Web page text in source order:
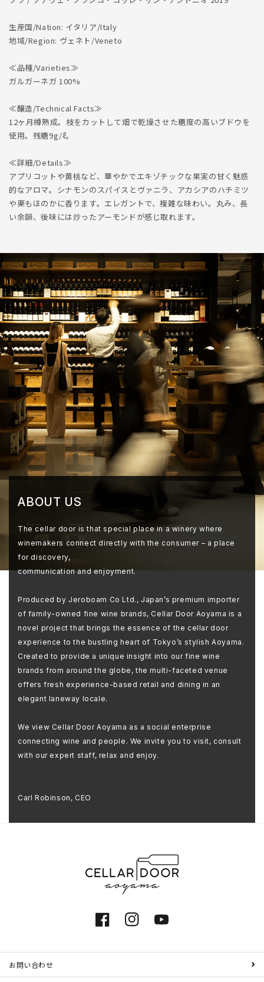
す
す
生産国/Nation: イタリア/Italy
地域/Region: ヴェネト/Veneto
≪品種/Varieties≫
ガルガーネガ 100%
≪醸造/Technical Facts≫
12ヶ月樽熟成。枝をカットして畑で乾燥させた糖度の高いブドウを
使用。残糖9g/ℓ。
≪詳細/Details≫
アプリコットや黄桃など、華やかでエキゾチックな果実の甘く魅惑
的なアロマ。シナモンのスパイスとヴァニラ、アカシアのハチミツ
や栗もほのかに香ります。エレガントで、複雑な味わい。丸み、長
い余韻、後味には炒ったアーモンドが感じ取れます。
ABOUT US
The cellar door is that special place in a winery where
winemakers connect directly with the consumer – a place
for discovery,
communication and enjoyment.
Produced by Jeroboam Co Ltd., Japan’s premium importer
of family-owned fine wine brands, Cellar Door Aoyama is a
novel project that brings the essence of the cellar door
experience to the bustling heart of Tokyo’s stylish Aoyama.
Created to provide a unique insight into our fine wine
brands from around the globe, the multi-faceted venue
offers fresh experience-based retail and dining in an
elegant laneway locale.
We view Cellar Door Aoyama as a social enterprise
connecting wine and people. We invite you to visit, consult
with our expert staff, relax and enjoy.
Carl Robinson, CEO
FacebookInstagramYouTube
お問い合わせ